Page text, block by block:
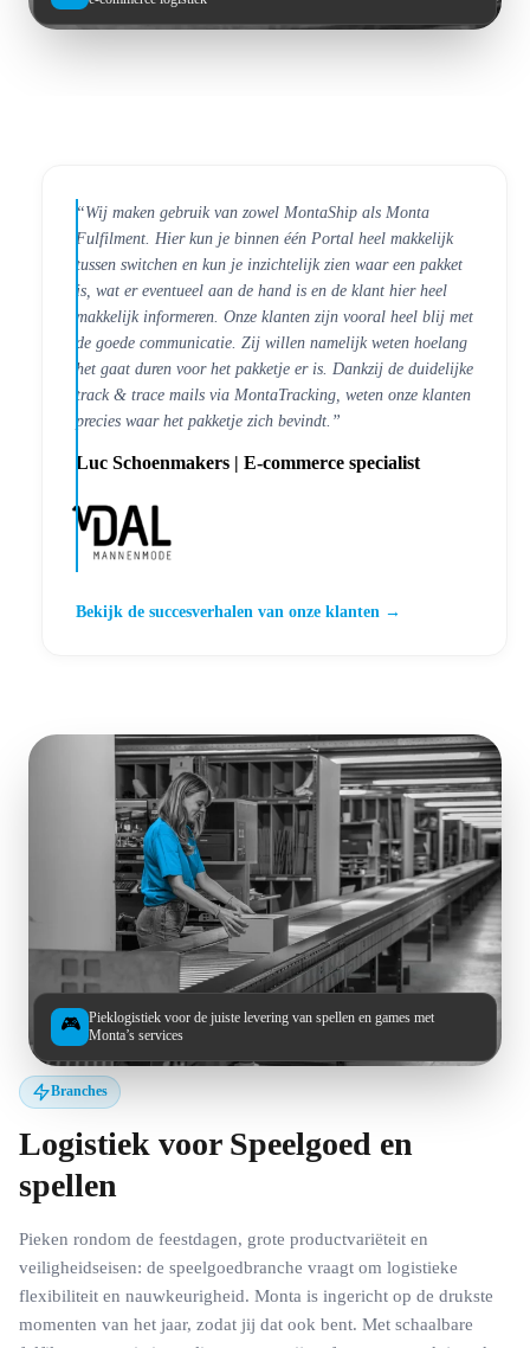
“Wij maken gebruik van zowel MontaShip als Monta
Fulfilment. Hier kun je binnen één Portal heel makkelijk
tussen switchen en kun je inzichtelijk zien waar een pakket
is, wat er eventueel aan de hand is en de klant hier heel
makkelijk informeren. Onze klanten zijn vooral heel blij met
de goede communicatie. Zij willen namelijk weten hoelang
het gaat duren voor het pakketje er is. Dankzij de duidelijke
track & trace mails via MontaTracking, weten onze klanten
precies waar het pakketje zich bevindt.”
Luc Schoenmakers | E-commerce specialist
Bekijk de succesverhalen van onze klanten →
🎮 Pieklogistiek voor de juiste levering van spellen en games met
Monta’s services
Branches
Logistiek voor Speelgoed en
spellen
Pieken rondom de feestdagen, grote productvariëteit en
veiligheidseisen: de speelgoedbranche vraagt om logistieke
flexibiliteit en nauwkeurigheid. Monta is ingericht op de drukste
momenten van het jaar, zodat jij dat ook bent. Met schaalbare